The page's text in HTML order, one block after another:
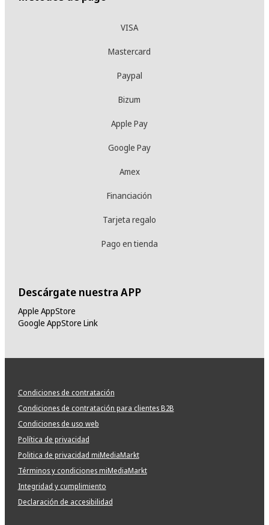
VISA
Mastercard
Paypal
Bizum
Apple Pay
Google Pay
Amex
Financiación
Tarjeta regalo
Pago en tienda
Descárgate nuestra APP
Apple AppStore
Google AppStore Link
Condiciones de contratación
Condiciones de contratación para clientes B2B
Condiciones de uso web
Política de privacidad
Politica de privacidad miMediaMarkt
Términos y condiciones miMediaMarkt
Integridad y cumplimiento
Declaración de accesibilidad